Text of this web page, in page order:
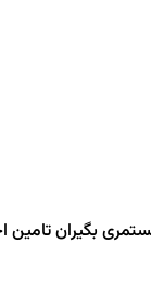
بگیران تامین